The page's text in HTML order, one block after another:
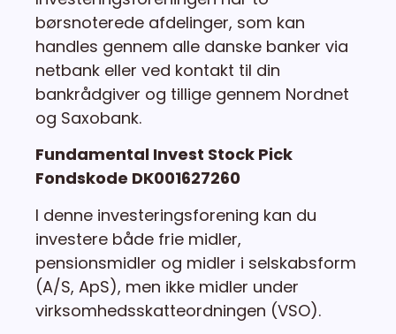
børsnoterede afdelinger, som kan
handles gennem alle danske banker via
netbank eller ved kontakt til din
bankrådgiver og tillige gennem Nordnet
og Saxobank.
Fundamental Invest Stock Pick
Fondskode DK001627260
I denne investeringsforening kan du
investere både frie midler,
pensionsmidler og midler i selskabsform
(A/S, ApS), men ikke midler under
virksomhedsskatteordningen (VSO).